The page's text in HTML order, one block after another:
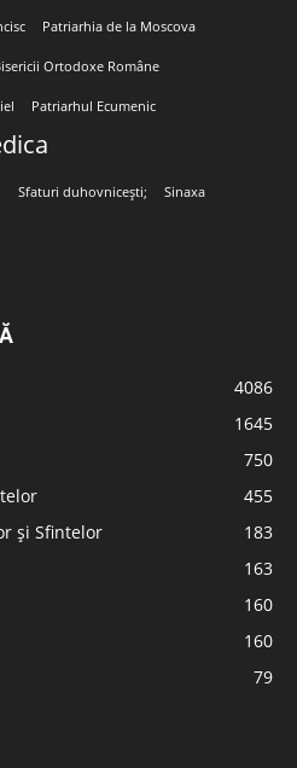
Patriarhia de la Moscova
Ortodoxe Române
Patriarhul Ecumenic
Sfaturi duhovnicești; Sinaxa
4086
1645
750
455
și Sfintelor
183
163
160
160
79